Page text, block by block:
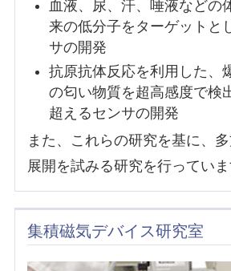
血液、尿、汗、唾液などの
来の低分子をターゲットと
サの開発
抗原抗体反応を利用した、
の匂い物質を超高感度で検
超えるセンサの開発
また、これらの研究を基に、
展開を試みる研究を行っていま
集積磁気デバイス研究室